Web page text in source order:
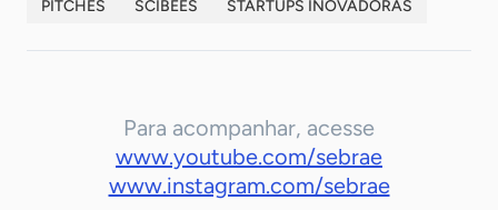
PITCHES SCIBEES STARTUPS INOVADORAS
Para acompanhar, acesse
www.youtube.com/sebrae
www.instagram.com/sebrae